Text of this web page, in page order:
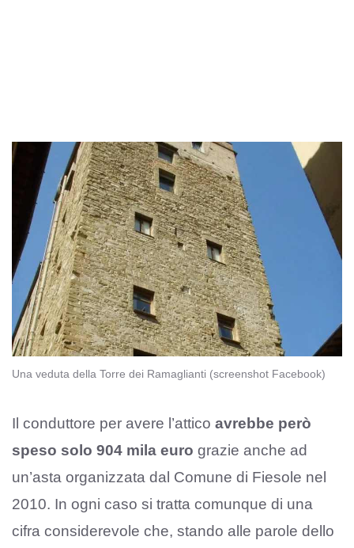
Una veduta della Torre dei Ramaglianti (screenshot Facebook)
Il conduttore per avere l’attico avrebbe però
speso solo 904 mila euro grazie anche ad
un’asta organizzata dal Comune di Fiesole nel
2010. In ogni caso si tratta comunque di una
cifra considerevole che, stando alle parole dello